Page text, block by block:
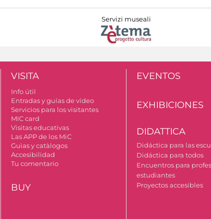
Servizi museali
VISITA
Info útil
Entradas y guías de vídeo
Servicios para los visitantes
MIC card
Visitas educativas
Las APP de los MiC
Guìas y catàlogos
Accesibilidad
Tu comentario
BUY
EVENTOS
EXHIBICIONES
DIDATTICA
Didáctica para las
Didáctica para todos
Encuentros para
estudiantes
Proyectos accesibles